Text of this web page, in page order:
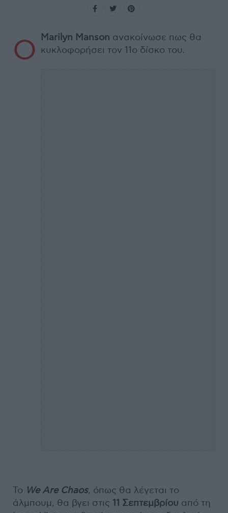
Ο Marilyn Manson ανακοίνωσε πως θα
κυκλοφορήσει τον 11ο δίσκο του.
To We Are Chaos, όπως θα λέγεται το
άλμπουμ, θα βγει στις 11 Σεπτεμβρίου από τη